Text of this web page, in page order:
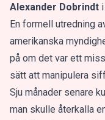
Alexander Dobrindt
En formell utredning
amerikanska
på om det var ett
sätt att manipulera
Sju månader senare
man skulle återkalla